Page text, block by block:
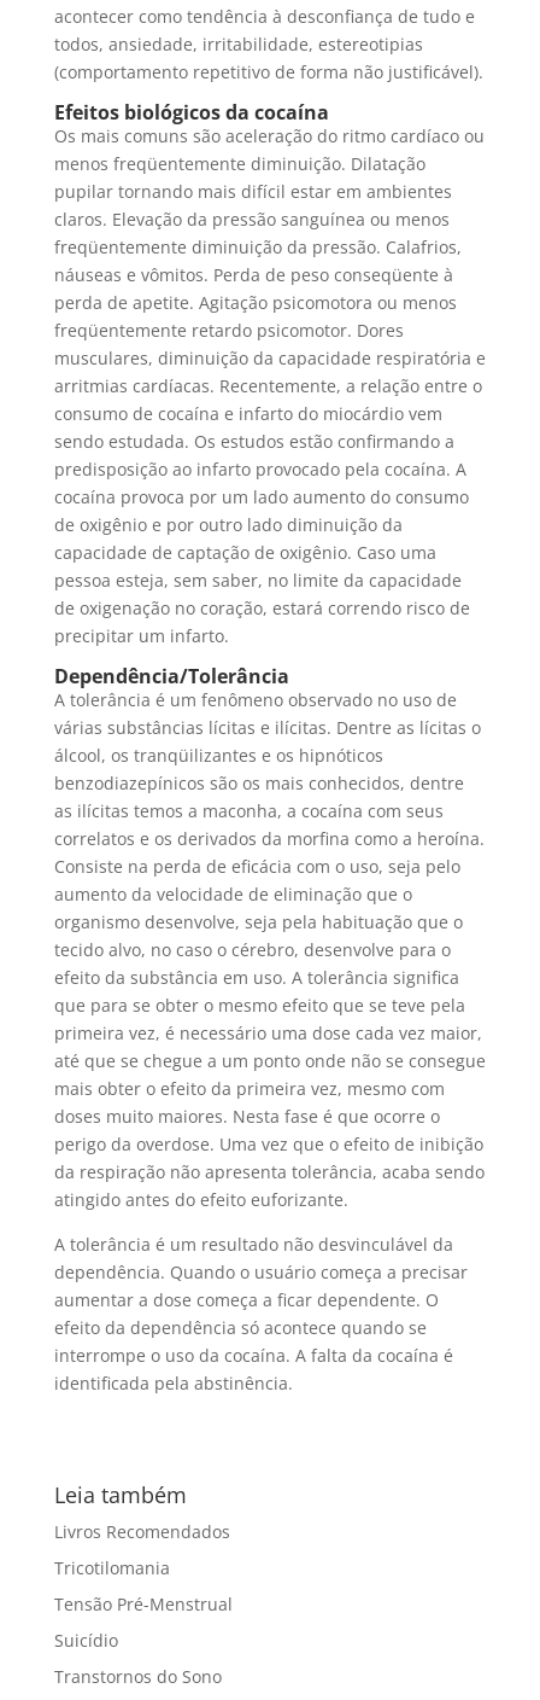
acontecer como tendência à desconfiança de tudo e
todos, ansiedade, irritabilidade, estereotipias
(comportamento repetitivo de forma não justificável).
Efeitos biológicos da cocaína
Os mais comuns são aceleração do ritmo cardíaco ou
menos freqüentemente diminuição. Dilatação
pupilar tornando mais difícil estar em ambientes
claros. Elevação da pressão sanguínea ou menos
freqüentemente diminuição da pressão. Calafrios,
náuseas e vômitos. Perda de peso conseqüente à
perda de apetite. Agitação psicomotora ou menos
freqüentemente retardo psicomotor. Dores
musculares, diminuição da capacidade respiratória e
arritmias cardíacas. Recentemente, a relação entre o
consumo de cocaína e infarto do miocárdio vem
sendo estudada. Os estudos estão confirmando a
predisposição ao infarto provocado pela cocaína. A
cocaína provoca por um lado aumento do consumo
de oxigênio e por outro lado diminuição da
capacidade de captação de oxigênio. Caso uma
pessoa esteja, sem saber, no limite da capacidade
de oxigenação no coração, estará correndo risco de
precipitar um infarto.
Dependência/Tolerância
A tolerância é um fenômeno observado no uso de
várias substâncias lícitas e ilícitas. Dentre as lícitas o
álcool, os tranqüilizantes e os hipnóticos
benzodiazepínicos são os mais conhecidos, dentre
as ilícitas temos a maconha, a cocaína com seus
correlatos e os derivados da morfina como a heroína.
Consiste na perda de eficácia com o uso, seja pelo
aumento da velocidade de eliminação que o
organismo desenvolve, seja pela habituação que o
tecido alvo, no caso o cérebro, desenvolve para o
efeito da substância em uso. A tolerância significa
que para se obter o mesmo efeito que se teve pela
primeira vez, é necessário uma dose cada vez maior,
até que se chegue a um ponto onde não se consegue
mais obter o efeito da primeira vez, mesmo com
doses muito maiores. Nesta fase é que ocorre o
perigo da overdose. Uma vez que o efeito de inibição
da respiração não apresenta tolerância, acaba sendo
atingido antes do efeito euforizante.
A tolerância é um resultado não desvinculável da
dependência. Quando o usuário começa a precisar
aumentar a dose começa a ficar dependente. O
efeito da dependência só acontece quando se
interrompe o uso da cocaína. A falta da cocaína é
identificada pela abstinência.
Leia também
Livros Recomendados
Tricotilomania
Tensão Pré-Menstrual
Suicídio
Transtornos do Sono